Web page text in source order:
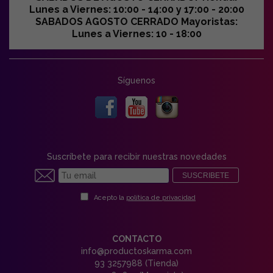
Lunes a Viernes: 10:00 - 14:00 y 17:00 - 20:00
SABADOS AGOSTO CERRADO Mayoristas:
Lunes a Viernes: 10 - 18:00
Síguenos
Suscríbete para recibir nuestras novedades
SUSCRIBETE
Acepto la política de privacidad
CONTACTO
info@productoskarma.com
93 3257988 (Tienda)